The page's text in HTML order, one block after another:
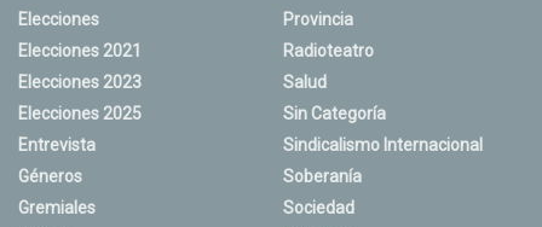
Elecciones
Elecciones 2021
Elecciones 2023
Elecciones 2025
Entrevista
Géneros
Gremiales
Provincia
Radioteatro
Salud
Sin Categoría
Sindicalismo Internacional
Soberanía
Sociedad